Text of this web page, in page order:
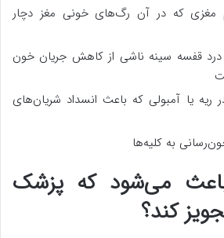
که در آن رگ‌های خونی مغز دچار
درد قفسه سینه ناشی از کاهش جریان خون
یا آمبولی که باعث انسداد شریان‌های
به کلیه‌ها
می‌شود که پزشک
کند؟